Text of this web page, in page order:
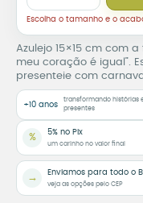
Azulejo 15×15 cm com
meu coração é igual”.
presenteie com
Escolha o tamanho e o
+10 anos
transformando histórias
presentes
% 5% no Pix
um carinho no valor final
→ Enviamos para todo o
veja as opções pelo CEP